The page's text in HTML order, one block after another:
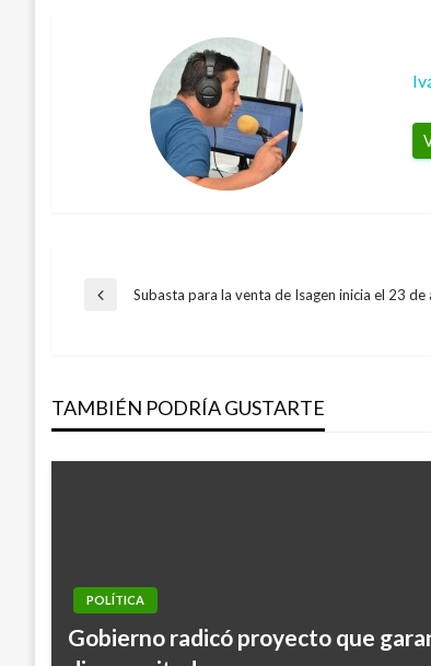
Navegación
entradas
Entrada
Subasta para la venta de Isagen inicia el 23 de
TAMBIÉN PODRÍA GUSTARTE
POLÍTICA
Gobierno radicó proyecto que